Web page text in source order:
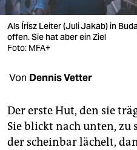
verlag
veranstaltungen
unterstützen
abo
Als Írisz Leiter (Juli Jakab) in
offen. Sie hat aber ein Ziel
Foto: MFA+
Von Dennis Vetter
Der erste Hut, den sie
Sie blickt nach unten,
der scheinbar lächelt,